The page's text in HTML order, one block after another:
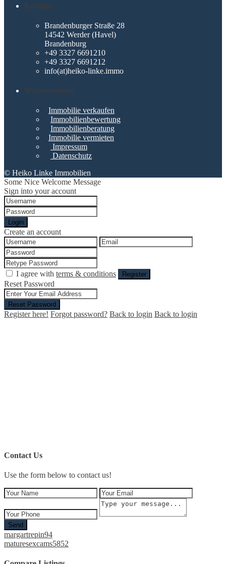
Kontakt
Brandenburger Straße 28
14542 Werder (Havel)
Brandenburg
+49 3327 6691210
+49 3327 6691212
info(at)heiko-linke.immo
Wissenswertes
Immobilie verkaufen
Immobilienbewertung
Immobilienberatung
Immobilie vermieten
Impressum
Datenschutz
© Heiko Linke Immobilien
Some Nice Welcome Message
Sign into your account
Login
Create an account
I agree with terms & conditions Register
Reset Password
Reset Password
Register here! Forgot password? Back to login Back to login
Contact Us
Use the form below to contact us!
Send
margartrepin94
maturesexcams5852